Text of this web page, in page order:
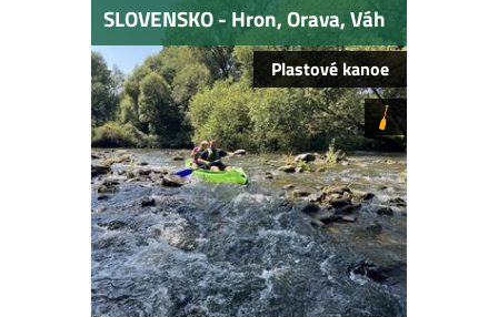
SLOVENSKO - Hron, Orava, Váh
Plastové kanoe